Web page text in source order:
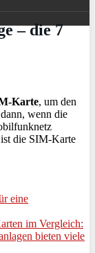
– die 7
Karte, um den
wenn die
die SIM-Karte
eine
im Vergleich:
bieten viele